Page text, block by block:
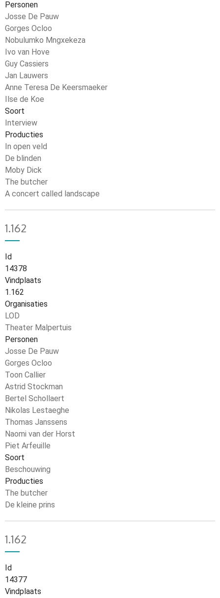
Personen
Josse De Pauw
Gorges Ocloo
Nobulumko Mngxekeza
Ivo van Hove
Guy Cassiers
Jan Lauwers
Anne Teresa De Keersmaeker
Ilse de Koe
Soort
Interview
Producties
In open veld
De blinden
Moby Dick
The butcher
A concert called landscape
1.162
Id
14378
Vindplaats
1.162
Organisaties
LOD
Theater Malpertuis
Personen
Josse De Pauw
Gorges Ocloo
Toon Callier
Astrid Stockman
Bertel Schollaert
Nikolas Lestaeghe
Thomas Janssens
Naomi van der Horst
Piet Arfeuille
Soort
Beschouwing
Producties
The butcher
De kleine prins
1.162
Id
14377
Vindplaats